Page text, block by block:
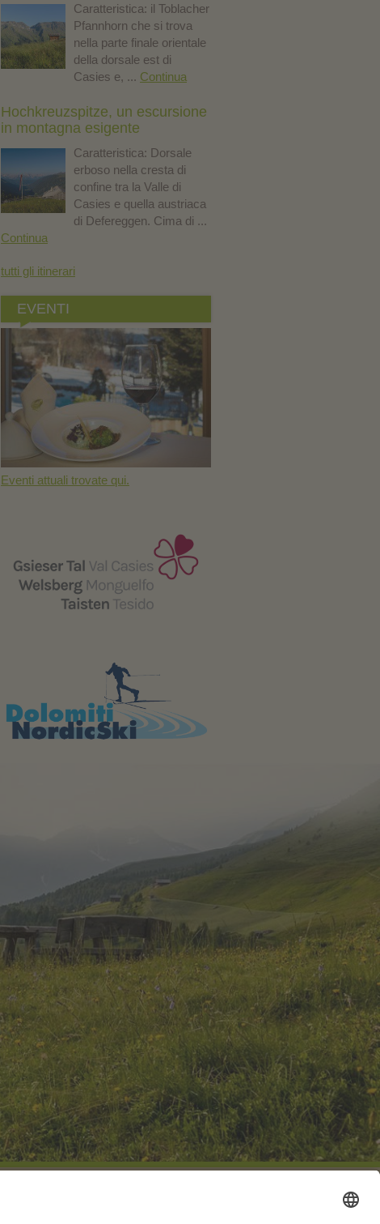
Caratteristica: il Toblacher
Pfannhorn che si trova
nella parte finale orientale
della dorsale est di
Casies e, ... Continua
Hochkreuzspitze, un escursione
in montagna esigente
Caratteristica: Dorsale
erboso nella cresta di
confine tra la Valle di
Casies e quella austriaca
di Defereggen. Cima di ...
Continua
tutti gli itinerari
EVENTI
Eventi attuali trovate qui.